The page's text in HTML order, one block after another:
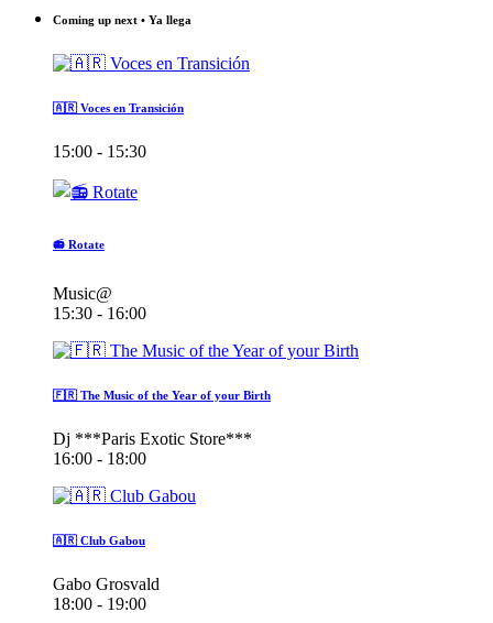
Coming up next • Ya llega
🇦🇷 Voces en Transición
15:00 - 15:30
📻 Rotate
Music@
15:30 - 16:00
🇫🇷 The Music of the Year of your Birth
Dj ***Paris Exotic Store***
16:00 - 18:00
🇦🇷 Club Gabou
Gabo Grosvald
18:00 - 19:00